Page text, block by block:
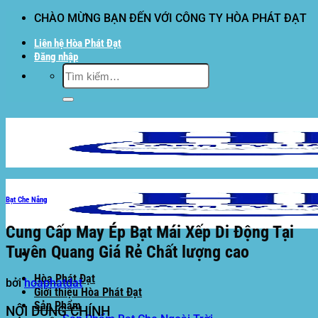
dung
CHÀO MỪNG BẠN ĐẾN VỚI CÔNG TY HÒA PHÁT ĐẠT
Liên hệ Hòa Phát Đạt
Đăng nhập
Tìm
kiếm:
Hòa Phát Đạt
Giới thiệu Hòa Phát Đạt
Sản Phẩm
Bạt Che Nắng
Cung Cấp May Ép Bạt Mái Xếp Di Động Tại
Tuyên Quang Giá Rẻ Chất lượng cao
bởihoaphatdat
NỘI DUNG CHÍNH